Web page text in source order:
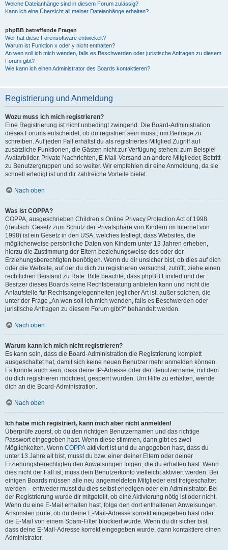
Welche Dateianhänge sind in diesem Forum zulässig?
Kann ich eine Übersicht all meiner Dateianhänge erhalten?
phpBB betreffende Fragen
Wer hat diese Forensoftware entwickelt?
Warum ist Funktion x oder y nicht enthalten?
An wen soll ich mich wenden, falls es Beschwerden oder juristische Anfragen zu diesem
Forum gibt?
Wie kann ich einen Administrator des Boards kontaktieren?
Registrierung und Anmeldung
Wozu muss ich mich registrieren?
Eine Registrierung ist nicht unbedingt zwingend. Die Board-Administration
dieses Forums entscheidet, ob du registriert sein musst, um Beiträge zu
schreiben. Auf jeden Fall erhältst du als registriertes Mitglied Zugriff auf
zusätzliche Funktionen, die Gästen nicht zur Verfügung stehen: zum Beispiel
Avatarbilder, Private Nachrichten, E-Mail-Versand an andere Mitglieder, Beitritt
zu Benutzergruppen und so weiter. Wir empfehlen dir eine Anmeldung, da sie
schnell erledigt ist und dir zahlreiche Vorteile bietet.
Nach oben
Was ist COPPA?
COPPA, ausgeschrieben Children’s Online Privacy Protection Act of 1998
(deutsch: Gesetz zum Schutz der Privatsphäre von Kindern im Internet von
1998) ist ein Gesetz in den USA, welches festlegt, dass Websites, die
möglicherweise persönliche Daten von Kindern unter 13 Jahren erheben,
hierzu die Zustimmung der Eltern beziehungsweise des oder der
Erziehungsberechtigten benötigen. Wenn du dir unsicher bist, ob dies auf dich
oder die Website, auf der du dich zu registrieren versuchst, zutrifft, ziehe einen
rechtlichen Beistand zu Rate. Bitte beachte, dass phpBB Limited und der
Besitzer dieses Boards keine Rechtsberatung anbieten kann und nicht die
Anlaufstelle für Rechtsangelegenheiten jeglicher Art ist; außer solchen, die
unter der Frage „An wen soll ich mich wenden, falls es Beschwerden oder
juristische Anfragen zu diesem Forum gibt?“ behandelt werden.
Nach oben
Warum kann ich mich nicht registrieren?
Es kann sein, dass die Board-Administration die Registrierung komplett
ausgeschaltet hat, damit sich keine neuen Benutzer mehr anmelden können.
Es könnte auch sein, dass deine IP-Adresse oder der Benutzername, mit dem
du dich registrieren möchtest, gesperrt wurden. Um Hilfe zu erhalten, wende
dich an die Board-Administration.
Nach oben
Ich habe mich registriert, kann mich aber nicht anmelden!
Überprüfe zuerst, ob du den richtigen Benutzernamen und das richtige
Passwort eingegeben hast. Wenn diese stimmen, dann gibt es zwei
Möglichkeiten. Wenn COPPA aktiviert ist und du angegeben hast, dass du
unter 13 Jahre alt bist, musst du bzw. einer deiner Eltern oder deiner
Erziehungsberechtigten den Anweisungen folgen, die du erhalten hast. Wenn
dies nicht der Fall ist, muss dein Benutzerkonto vielleicht aktiviert werden. Bei
einigen Boards müssen alle neu angemeldeten Mitglieder erst freigeschaltet
werden – entweder musst du dies selbst erledigen oder ein Administrator. Bei
der Registrierung wurde dir mitgeteilt, ob eine Aktivierung nötig ist oder nicht.
Wenn du eine E-Mail erhalten hast, folge den dort enthaltenen Anweisungen.
Ansonsten prüfe, ob du deine E-Mail-Adresse korrekt eingegeben hast oder
die E-Mail von einem Spam-Filter blockiert wurde. Wenn du dir sicher bist,
dass deine E-Mail-Adresse korrekt eingegeben wurde, dann kontaktiere einen
Administrator.